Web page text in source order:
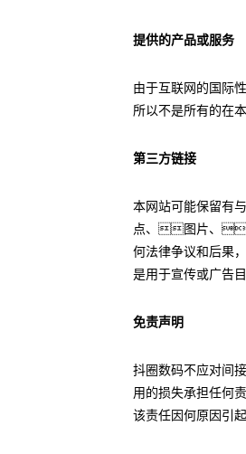
提供的产品或服务
由于互联网的国
所以不是所有的在
第三方链接
本网站可能保留有
点、图片、
何法律争议和后
是用于宣传或广告
免责声明
抖圈数码不应对
用的损失承担任
该责任因何原因引